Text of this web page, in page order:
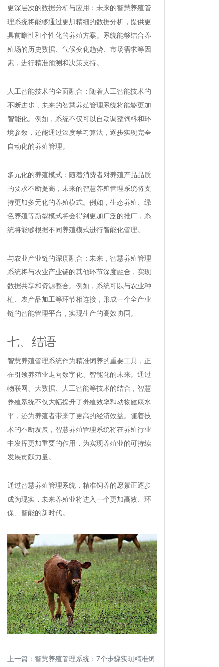
更深层次的数据分析与应用：未来的智慧养殖管
理系统将能够通过更加精细的数据分析，提供更
具前瞻性和个性化的养殖方案。系统能够结合养
殖场的历史数据、气候变化趋势、市场需求等因
素，进行精准预测和决策支持。
人工智能技术的全面融合：随着人工智能技术的
不断进步，未来的智慧养殖管理系统将能够更加
智能化。例如，系统不仅可以自动调整饲料和环
境参数，还能通过深度学习算法，逐步实现完全
自动化的养殖管理。
多元化的养殖模式：随着消费者对养殖产品品质
的要求不断提高，未来的智慧养殖管理系统将支
持更加多元化的养殖模式。例如，生态养殖、绿
色养殖等新型模式将会得到更加广泛的推广，系
统将能够根据不同养殖模式进行智能化管理。
与农业产业链的深度融合：未来，智慧养殖管理
系统将与农业产业链的其他环节深度融合，实现
数据共享和资源整合。例如，系统可以与农业种
植、农产品加工等环节相连接，形成一个全产业
链的智能管理平台，实现生产的高效协同。
七、结语
智慧养殖管理系统作为精准饲养的重要工具，正
在引领养殖业走向数字化、智能化的未来。通过
物联网、大数据、人工智能等技术的结合，智慧
养殖系统不仅大幅提升了养殖效率和动物健康水
平，还为养殖者带来了更高的经济效益。随着技
术的不断发展，智慧养殖管理系统将在养殖行业
中发挥更加重要的作用，为实现养殖业的可持续
发展贡献力量。
通过智慧养殖管理系统，精准饲养的愿景正逐步
成为现实，未来养殖业将进入一个更加高效、环
保、智能的新时代。
上一篇： 智慧养殖管理系统：7个步骤实现精准饲